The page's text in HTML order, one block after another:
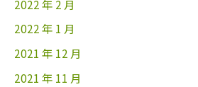
2022 年 2 月
2022 年 1 月
2021 年 12 月
2021 年 11 月